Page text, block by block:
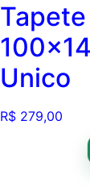
Unico
R$ 279,00